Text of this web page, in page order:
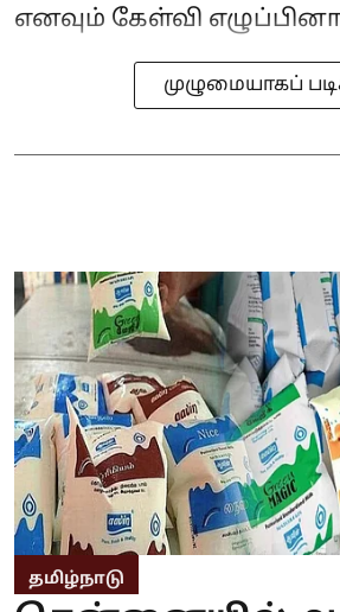
எனவும் கேள்வி
முழுமையாகப்
தமிழ்நாடு